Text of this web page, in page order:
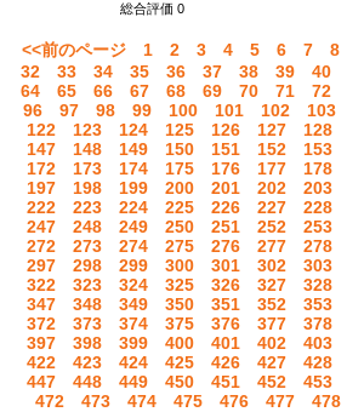
総合評価 0
<<前のページ 1 2 3 4 5 6 7 8
32
33 34 35 36 37 38 39 40
64
65 66 67 68 69 70 71 72
96
97 98 99 100 101 102 103
122
123 124 125 126 127 128
147
148 149 150 151 152 153
172
173 174 175 176 177 178
197
198 199 200 201 202 203
222
223 224 225 226 227 228
247
248 249 250 251 252 253
272
273 274 275 276 277 278
297
298 299 300 301 302 303
322
323 324 325 326 327 328
347
348 349 350 351 352 353
372
373 374 375 376 377 378
397
398 399 400 401 402 403
422
423 424 425 426 427 428
447
448 449 450 451 452 453
472
473 474 475 476 477 478